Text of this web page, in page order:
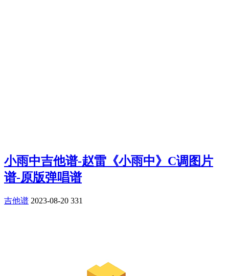
小雨中吉他谱-赵雷《小雨中》C调图片
谱-原版弹唱谱
吉他谱 2023-08-20 331